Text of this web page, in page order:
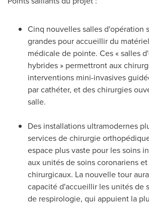
Cinq nouvelles salles d'opération
grandes pour accueillir du
médicale de pointe. Ces « salles
hybrides » permettront aux
interventions mini-invasives
par cathéter, et des chirurgies
salle.
Des installations ultramodernes
services de chirurgie
espace plus vaste pour les soins
aux unités de soins coronariens
chirurgicaux. La nouvelle tour
capacité d'accueillir les unités de
de respirologie, qui appuient la